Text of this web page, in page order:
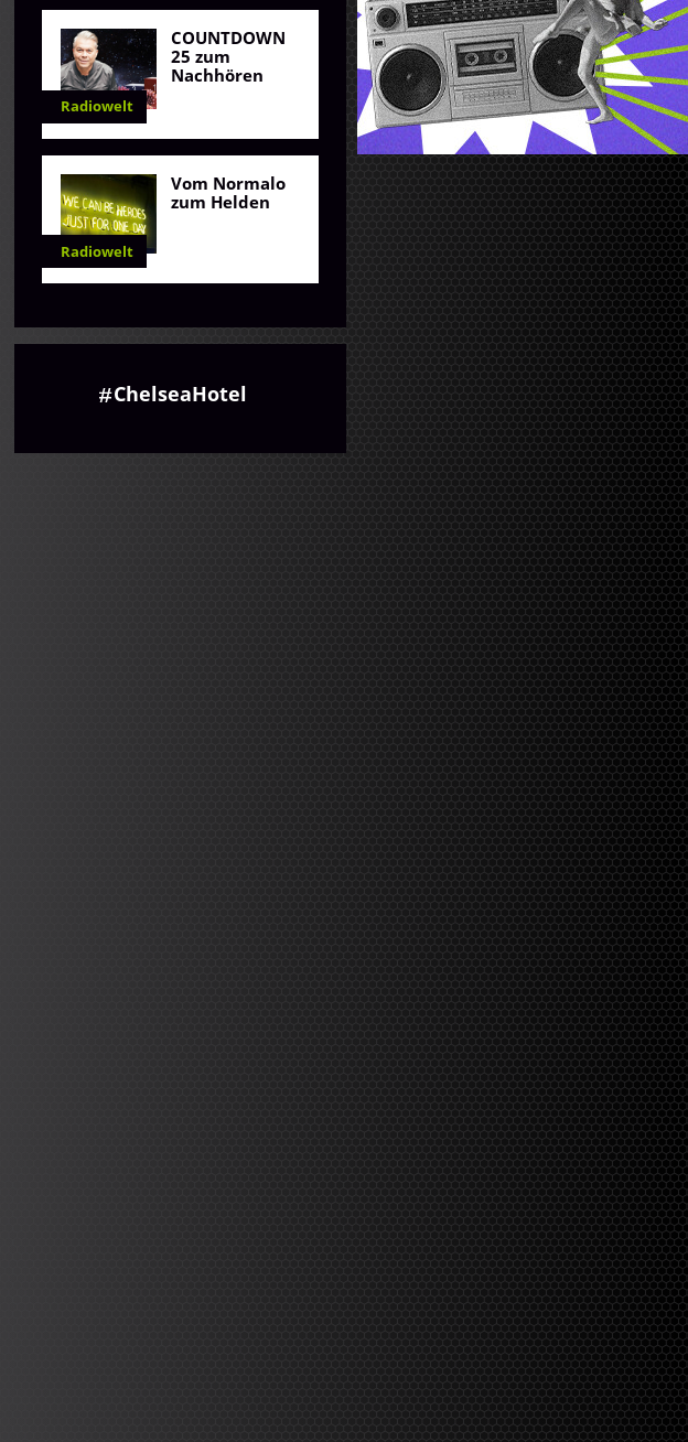
Radiowelt
COUNTDOWN
25 zum
Nachhören
Radiowelt
Vom Normalo
zum Helden
ChelseaHotel